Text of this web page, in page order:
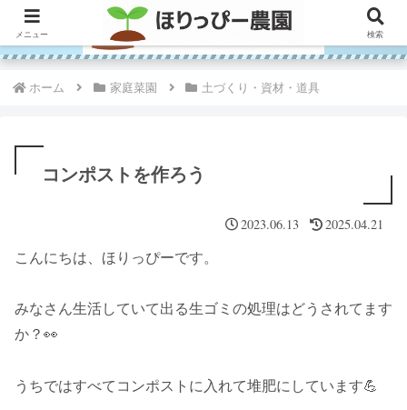
ホーム 家庭菜園 土づくり・資材・道具
コンポストを作ろう
2023.06.13 2025.04.21
こんにちは、ほりっぴーです。
みなさん生活していて出る生ゴミの処理はどうされてます
か？👀
うちではすべてコンポストに入れて堆肥にしています💪
メニュー 検索